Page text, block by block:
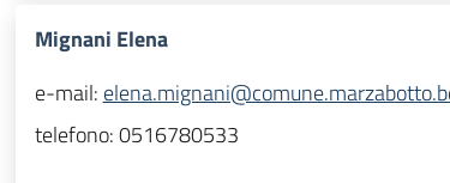
Mignani Elena
e-mail:
telefono:0516780533